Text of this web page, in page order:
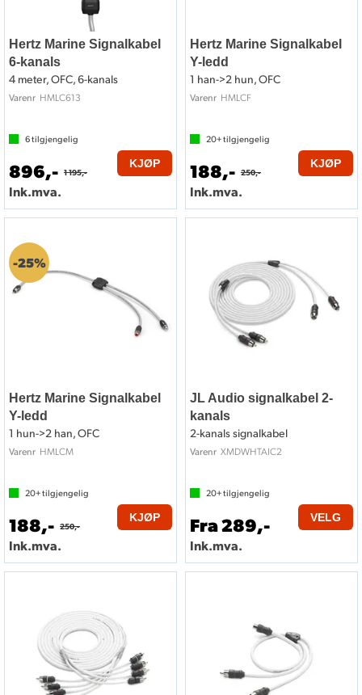
Hertz Marine Signalkabel
6-kanals
4 meter, OFC, 6-kanals
Varenr HMLC613
6tilgjengelig
896,- 1 195,-
Ink.mva.
KJØP
Hertz Marine Signalkabel
Y-ledd
1 han->2 hun, OFC
Varenr HMLCF
20+tilgjengelig
188,- 250,-
Ink.mva.
KJØP
25%
Hertz Marine Signalkabel
Y-ledd
1 hun->2 han, OFC
Varenr HMLCM
20+tilgjengelig
188,- 250,-
Ink.mva.
KJØP
JL Audio signalkabel 2-
kanals
2-kanals signalkabel
Varenr XMDWHTAIC2
20+tilgjengelig
Fra 289,-
Ink.mva.
VELG